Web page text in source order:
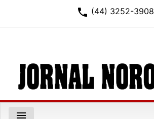
phone (44) 3252-3908
menu